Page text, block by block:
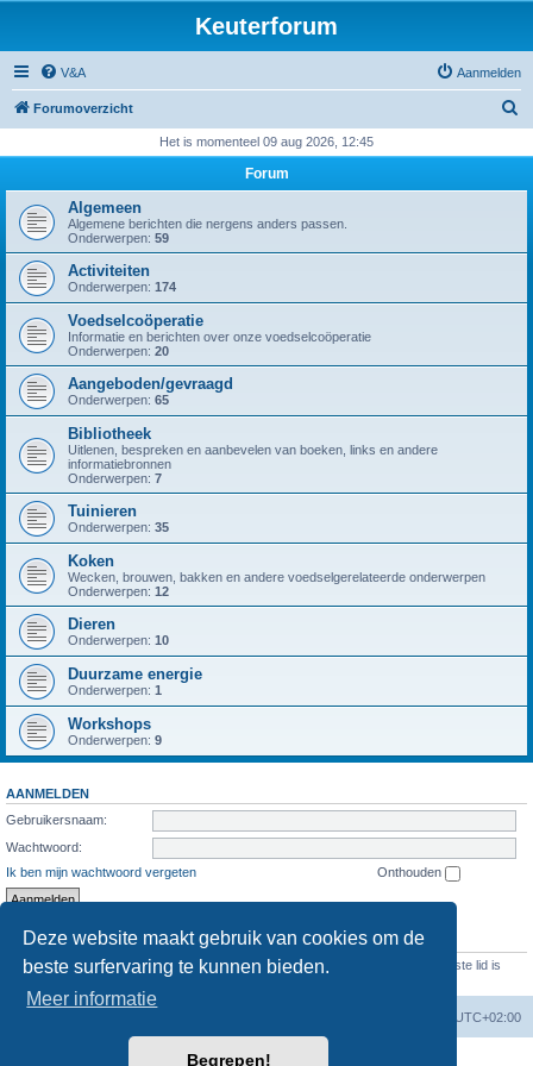
Deze website maakt gebruik van cookies om de
beste surfervaring te kunnen bieden.
Meer informatie
Begrepen!
Keuterforum
V&A Aanmelden
Forumoverzicht
k
Het is momenteel 09 aug 2026, 12:45
Forum
Algemeen
Algemene berichten die nergens anders passen.
Onderwerpen: 59
Activiteiten
Onderwerpen: 174
Voedselcoöperatie
Informatie en berichten over onze voedselcoöperatie
Onderwerpen: 20
Aangeboden/gevraagd
Onderwerpen: 65
Bibliotheek
Uitlenen, bespreken en aanbevelen van boeken, links en andere
informatiebronnen
Onderwerpen: 7
Tuinieren
Onderwerpen: 35
Koken
Wecken, brouwen, bakken en andere voedselgerelateerde onderwerpen
Onderwerpen: 12
Dieren
Onderwerpen: 10
Duurzame energie
Onderwerpen: 1
Workshops
Onderwerpen: 9
AANMELDEN
Gebruikersnaam:
Wachtwoord:
Ik ben mijn wachtwoord vergeten
Onthouden
STATISTIEKEN
Aantal berichten1287• Aantal onderwerpen 474• Aantal leden
• Ons nieuwste lid is
UTC+02:00
phpBB® Forum Software © phpBB Limited